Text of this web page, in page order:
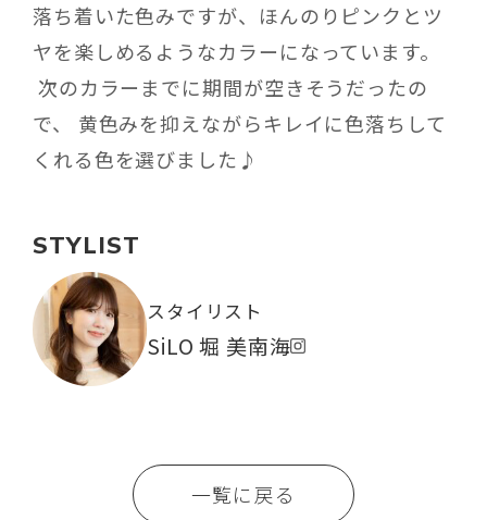
落ち着いた色みですが、ほんのりピンクとツ
ヤを楽しめるようなカラーになっています。
次のカラーまでに期間が空きそうだったの
で、 黄色みを抑えながらキレイに色落ちして
くれる色を選びました♪
STYLIST
スタイリスト
SiLO 堀 美南海
一覧に戻る